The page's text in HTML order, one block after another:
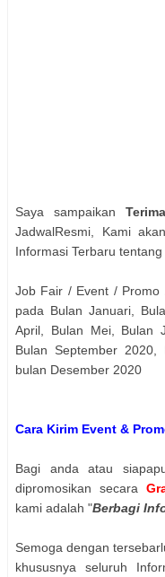
Saya sampaikan
JadwalResmi, Kami
Informasi Terbaru tentang
Job Fair / Event /
pada Bulan Januari,
April, Bulan Mei, Bulan
Bulan September 2020,
bulan Desember 2020
Cara Kirim Event &
Bagi anda atau
dipromosikan secara
kami adalah "Berbagi
Semoga dengan
khususnya seluruh